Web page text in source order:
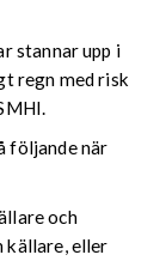
stannar upp i
regn med risk
följande när
och
källare, eller